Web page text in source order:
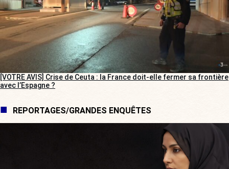
[VOTRE AVIS] Crise de Ceuta : la France doit-elle fermer sa frontière
avec l’Espagne ?
REPORTAGES/GRANDES ENQUÊTES